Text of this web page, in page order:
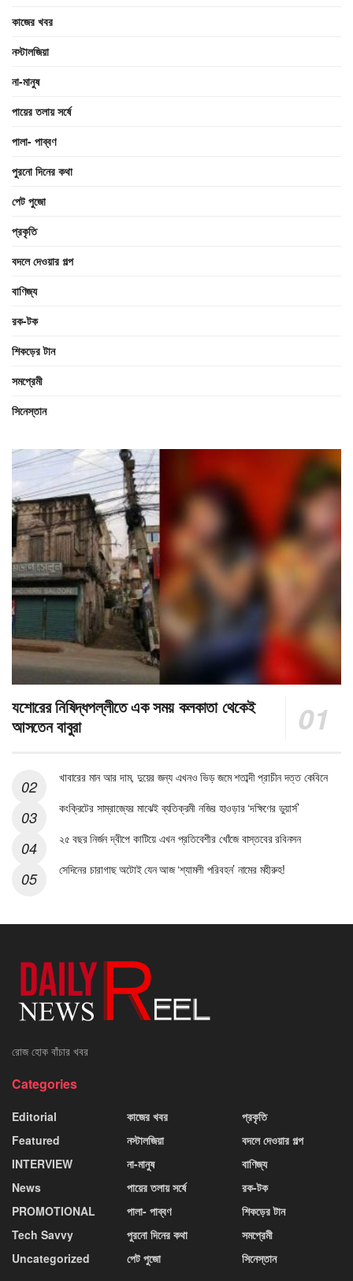
কাজের খবর
নস্টালজিয়া
না-মানুষ
পায়ের তলায় সর্ষে
পালা- পাব্বণ
পুরনো দিনের কথা
পেট পুজো
প্রকৃতি
বদলে দেওয়ার গল্প
বাণিজ্য
রক-টক
শিকড়ের টান
সমপ্রেমী
সিনেস্তান
যশোরের নিষিদ্ধপল্লীতে এক সময় কলকাতা থেকেই
আসতেন বাবুরা
খাবারের মান আর দাম, দুয়ের জন্য এখনও ভিড় জমে শতাব্দী প্রাচীন দত্ত কেবিনে
কংক্রিটের সাম্রাজ্যের মাঝেই ব্যতিক্রমী নজির হাওড়ার ‘দক্ষিণের ডুয়ার্স’
২৫ বছর নির্জন দ্বীপে কাটিয়ে এখন প্রতিবেশীর খোঁজে বাস্তবের রবিনসন
সেদিনের চারাগাছ অটোই যেন আজ ‘শ্যামলী পরিবহন’ নামের মহীরুহ!
রোজ হোক বাঁচার খবর
Categories
Editorial
Featured
INTERVIEW
News
PROMOTIONAL
Tech Savvy
Uncategorized
কাজের খবর
নস্টালজিয়া
না-মানুষ
পায়ের তলায় সর্ষে
পালা- পাব্বণ
পুরনো দিনের কথা
পেট পুজো
প্রকৃতি
বদলে দেওয়ার গল্প
বাণিজ্য
রক-টক
শিকড়ের টান
সমপ্রেমী
সিনেস্তান